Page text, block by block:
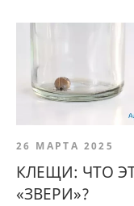
26 МАРТА 2025
КЛЕЩИ: ЧТО
«ЗВЕРИ»?